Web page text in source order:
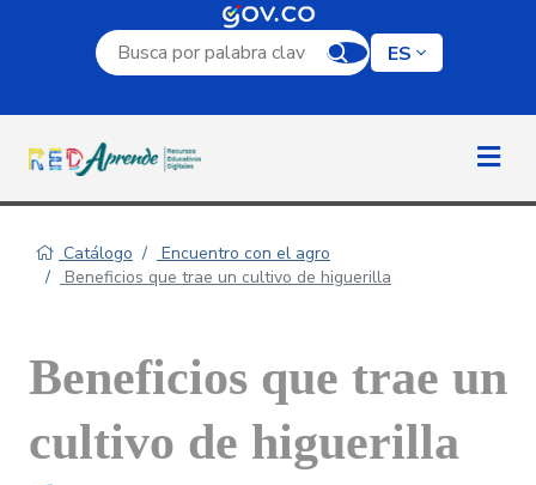
Campo de búsqueda por palabra clave
ES
Catálogo
Encuentro con el agro
Beneficios que trae un cultivo de higuerilla
Beneficios que trae un
cultivo de higuerilla